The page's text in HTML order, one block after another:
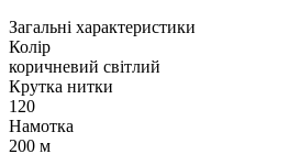
Загальні характеристики
Колір
коричневий світлий
Крутка нитки
120
Намотка
200 м